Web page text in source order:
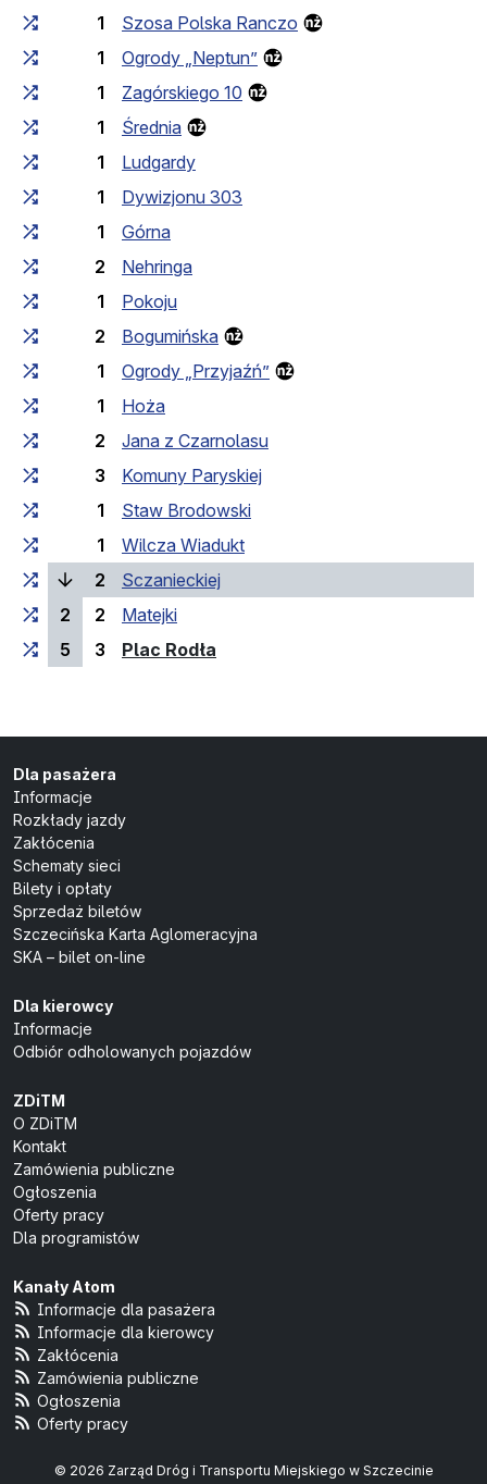
1
Szosa Polska Ranczo
1
Ogrody „Neptun”
1
Zagórskiego 10
1
Średnia
1
Ludgardy
1
Dywizjonu 303
1
Górna
2
Nehringa
1
Pokoju
2
Bogumińska
1
Ogrody „Przyjaźń”
1
Hoża
2
Jana z Czarnolasu
3
Komuny Paryskiej
1
Staw Brodowski
1
Wilcza Wiadukt
2
Sczanieckiej
2
2
Matejki
5
3 Plac Rodła
Dla pasażera
Informacje
Rozkłady jazdy
Zakłócenia
Schematy sieci
Bilety i opłaty
Sprzedaż biletów
Szczecińska Karta Aglomeracyjna
SKA – bilet on-line
Dla kierowcy
Informacje
Odbiór odholowanych pojazdów
ZDiTM
O ZDiTM
Kontakt
Zamówienia publiczne
Ogłoszenia
Oferty pracy
Dla programistów
Kanały Atom
Informacje dla pasażera
Informacje dla kierowcy
Zakłócenia
Zamówienia publiczne
Ogłoszenia
Oferty pracy
© 2026 Zarząd Dróg i Transportu Miejskiego w Szczecinie